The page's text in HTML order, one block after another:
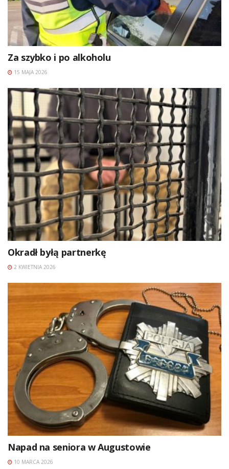
Za szybko i po alkoholu
15 MAJA 2026
Okradł byłą partnerkę
2 KWIETNIA 2026
Napad na seniora w Augustowie
10 MARCA 2026